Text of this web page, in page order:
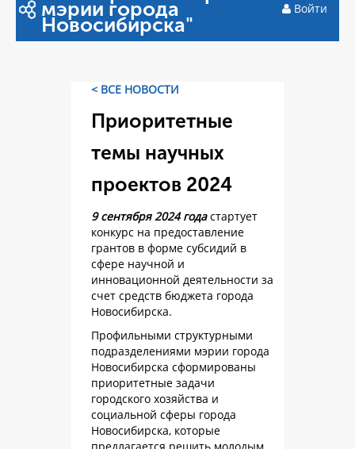
мэрии города
Новосибирска"
Войти
< ВСЕ НОВОСТИ
Приоритетные
темы научных
проектов 2024
9 сентября 2024 годастартует
конкурс на предоставление
грантов в форме субсидий в
сфере научной и
инновационной деятельности за
счет средств бюджета города
Новосибирска.
Профильными структурными
подразделениями мэрии города
Новосибирска сформированы
приоритетные задачи
городского хозяйства и
социальной сферы города
Новосибирска, которые